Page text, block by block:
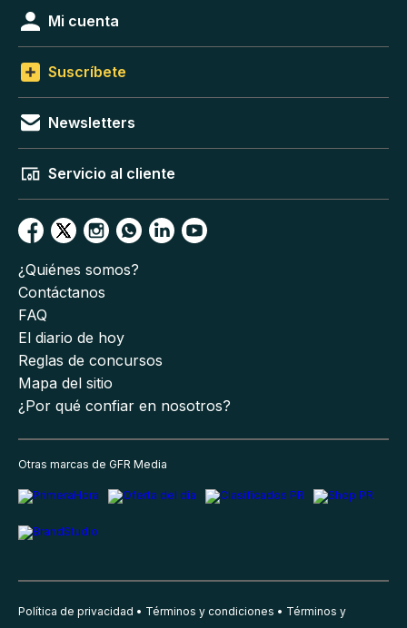
Mi cuenta
Suscríbete
Newsletters
Servicio al cliente
¿Quiénes somos?
Contáctanos
FAQ
El diario de hoy
Reglas de concursos
Mapa del sitio
¿Por qué confiar en nosotros?
Otras marcas de GFR Media
Política de privacidad Términos y condiciones
Términos y